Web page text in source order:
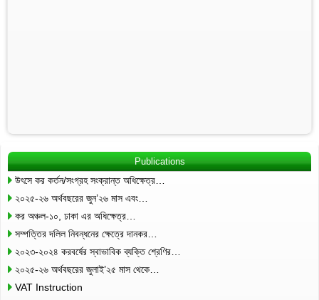
Publications
উৎসে কর কর্তন/সংগ্রহ সংক্রান্ত অধিক্ষেত্র…
২০২৫-২৬ অর্থবছরের জুন’২৬ মাস এবং…
কর অঞ্চল-১০, ঢাকা এর অধিক্ষেত্র…
সম্পত্তির দলিল নিবন্ধনের ক্ষেত্রে দানকর…
২০২৩-২০২৪ করবর্ষের স্বাভাবিক ব্যক্তি শ্রেণির…
২০২৫-২৬ অর্থবছরের জুলাই’২৫ মাস থেকে…
VAT Instruction